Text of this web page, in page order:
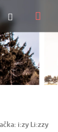
Přihlášení
i:zy Li:zzy